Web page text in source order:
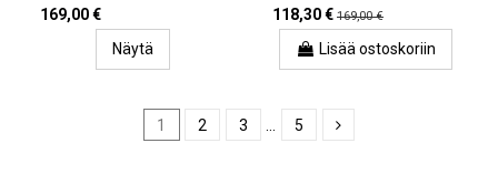
169,00 €
Näytä
118,30 € 169,00 €
Lisää ostoskoriin
1 2 3 5